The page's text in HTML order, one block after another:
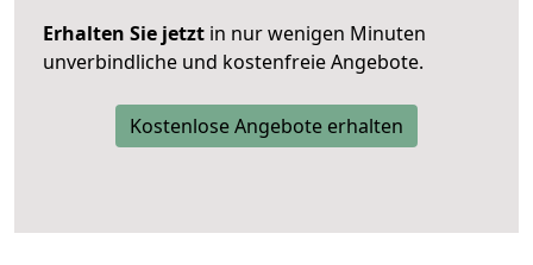
Erhalten Sie jetzt in nur wenigen Minuten
unverbindliche und kostenfreie Angebote.
Kostenlose Angebote erhalten